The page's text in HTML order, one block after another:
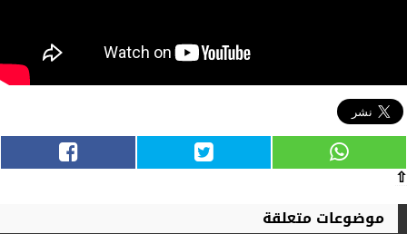
⇧
موضوعات متعلقة